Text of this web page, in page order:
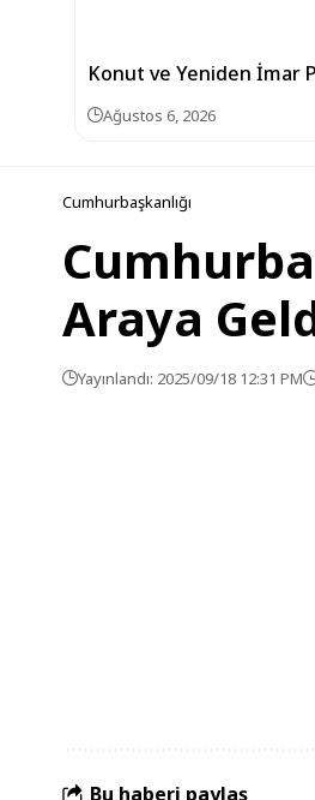
Konut ve Yeniden İmar
Ağustos 6, 2026
Cumhurbaşkanlığı
Araya
Yayınlandı: 2025/09/18 12:31 PM
Bu haberi paylaş